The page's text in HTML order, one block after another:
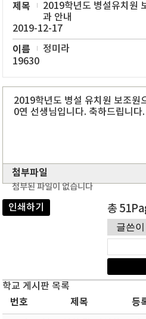
제목
2019학년도 병설유치원
과 안내
2019-12-17
이름 정미라
19630
2019학년도 병설 유치원 보조원
0연 선생님입니다. 축하드립니다.
첨부파일
첨부된 파일이 없습니다
인쇄하기 총
학교 게시판 목록
번호 제목 등